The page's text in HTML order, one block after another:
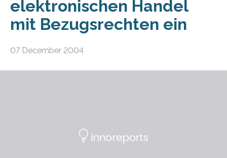
elektronischen Handel
mit Bezugsrechten ein
07 December 2004